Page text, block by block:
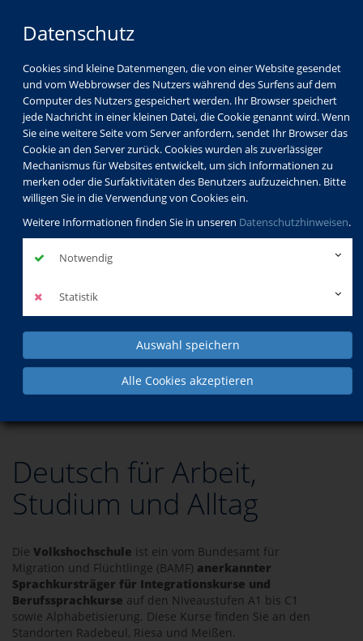
Datenschutz
Cookies sind kleine Datenmengen, die von einer Website gesendet
und vom Webbrowser des Nutzers während des Surfens auf dem
Computer des Nutzers gespeichert werden. Ihr Browser speichert
jede Nachricht in einer kleinen Datei, die Cookie genannt wird. Wenn
Sie eine weitere Seite vom Server anfordern, sendet Ihr Browser das
Cookie an den Server zurück. Cookies wurden als zuverlässiger
Mechanismus für Websites entwickelt, um sich Informationen zu
merken oder die Surfaktivitäten des Benutzers aufzuzeichnen. Bitte
willigen Sie in die Verwendung von Cookies ein.
Weitere Informationen finden Sie in unseren Datenschutzhinweisen.
Notwendig
Statistik
Auswahl speichern
Alle Cookies akzeptieren
Sprachen Deutsch
Deutsch für Arbeit,
Studium und Alltag
Die Volkshochschule ist ein vom Bundesamt für
Migration und Flüchtlinge (BAMF) anerkannter
Sprachkursträger für Integrationskurse und
Berufssprachkurse auf den Niveaustufen A1 bis C1
sowie Alphabetisierung. Diese Kurse finden Sie an den
Standorten Radebeul, Riesa und Meißen.